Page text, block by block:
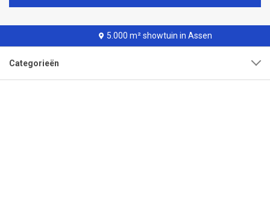
5.000 m² showtuin in Assen
Categorieën